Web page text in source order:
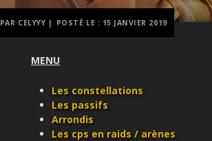
MENU
Les constellations
Les passifs
Arrondis
Les cps en raids / arènes
PAR CELYYY | POSTÉ LE : 15 JANVIER 2019